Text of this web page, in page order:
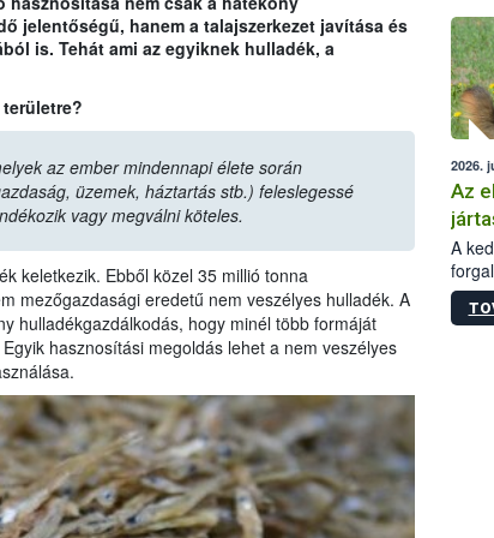
jelentőségű, hanem a talajszerkezet javítása és
is. Tehát ami az egyiknek hulladék, a
az ember mindennapi élete során
üzemek, háztartás stb.) feleslegessé
vagy megválni köteles.
keletkezik. Ebből közel 35 millió tonna
mezőgazdasági eredetű nem veszélyes hulladék. A
hulladékgazdálkodás, hogy minél több formáját
hasznosítási megoldás lehet a nem veszélyes
2026.
Az
A